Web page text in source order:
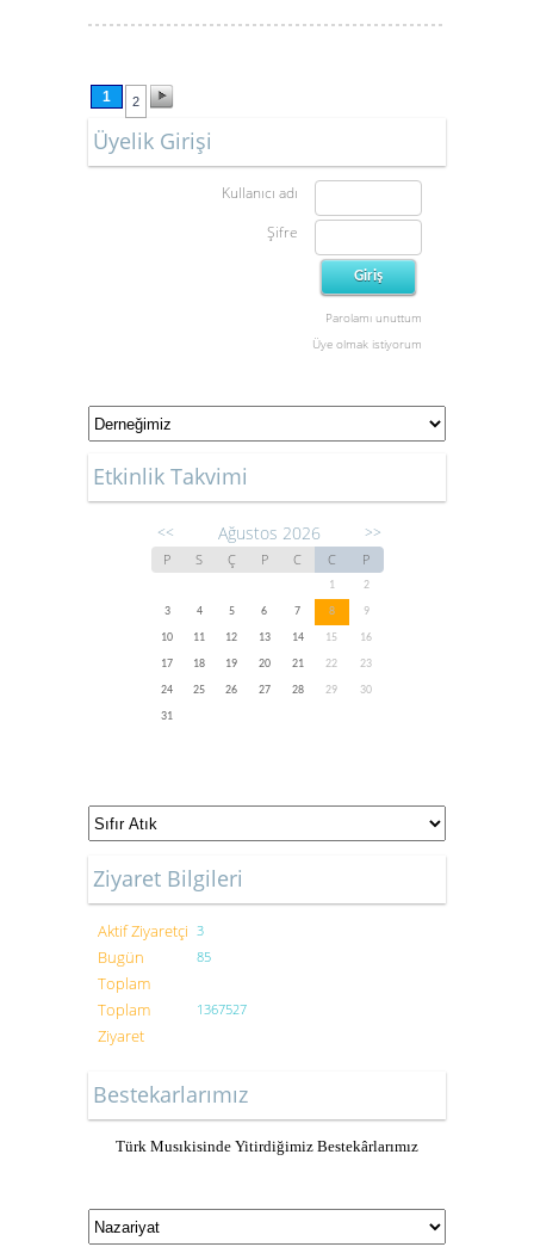
1 2
Üyelik Girişi
Kullanıcı adı
Şifre
Parolamı unuttum
Üye olmak istiyorum
Etkinlik Takvimi
<< Ağustos 2026 >>
P S Ç P C C P
1
2
3
4 5 6 7 8
9
10
11 12 13 14 15
16
17
18 19 20 21 22
23
24
25 26 27 28 29
30
31
Ziyaret Bilgileri
Aktif Ziyaretçi 3
Bugün
Toplam
85
Toplam
Ziyaret
1367527
Bestekarlarımız
Türk Musıkisinde Yitirdiğimiz Bestekârlarımız